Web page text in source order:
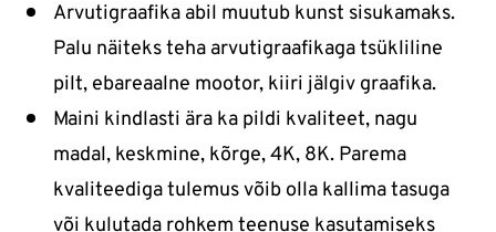
Arvutigraafika abil muutub kunst sisukamaks.
Palu näiteks teha arvutigraafikaga tsükliline
pilt, ebareaalne mootor, kiiri jälgiv graafika.
Maini kindlasti ära ka pildi kvaliteet, nagu
madal, keskmine, kõrge, 4K, 8K. Parema
kvaliteediga tulemus võib olla kallima tasuga
või kulutada rohkem teenuse kasutamiseks